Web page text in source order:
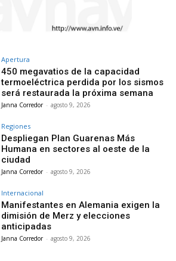
Apertura
450 megavatios de la capacidad
termoeléctrica perdida por los sismos
será restaurada la próxima semana
Janna Corredor - agosto 9, 2026
Regiones
Despliegan Plan Guarenas Más
Humana en sectores al oeste de la
ciudad
Janna Corredor - agosto 9, 2026
Internacional
Manifestantes en Alemania exigen la
dimisión de Merz y elecciones
anticipadas
Janna Corredor - agosto 9, 2026